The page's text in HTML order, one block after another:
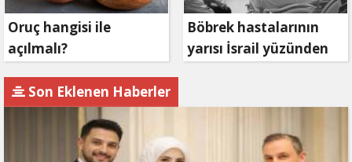
Oruç hangisi ile
açılmalı?
Böbrek hastalarının
yarısı İsrail yüzünden
Son Eklenen Haberler